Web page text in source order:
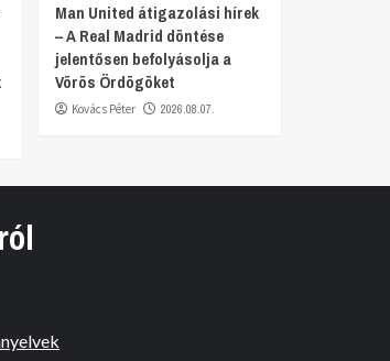
Man United átigazolási hírek
– A Real Madrid döntése
jelentősen befolyásolja a
Vörös Ördögöket
Kovács Péter 2026.08.07.